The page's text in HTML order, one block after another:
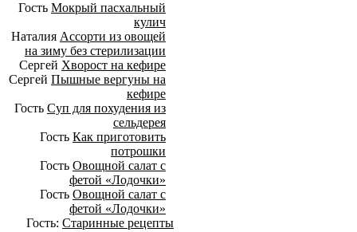
Гость Мокрый пасхальный
кулич
Наталия Ассорти из овощей
на зиму без стерилизации
Сергей Хворост на кефире
Сергей Пышные вергуны на
кефире
Гость Суп для похудения из
сельдерея
Гость Как приготовить
потрошки
Гость Овощной салат с
фетой «Лодочки»
Гость Овощной салат с
фетой «Лодочки»
Гость: Старинные рецепты